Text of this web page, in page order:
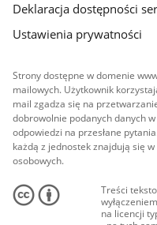
Deklaracja dostępności
Ustawienia prywatności
Strony dostępne w domenie
mailowych. Użytkownik
mail zgadza się na
dobrowolnie podanych danych
odpowiedzi na przesłane
każdą z jednostek znajdują się
osobowych.
Treści
na licencji